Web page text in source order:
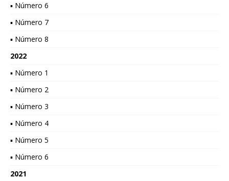
▪ Número 6
▪ Número 7
▪ Número 8
2022
▪ Número 1
▪ Número 2
▪ Número 3
▪ Número 4
▪ Número 5
▪ Número 6
2021